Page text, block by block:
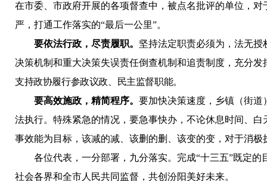
在市委、市政府开展的各项督查中，被点名批评的单位，
严，打通工作落实的“最后一公里”。
要依法行政，尽责履职。 坚持法定职责必须为，法无
决策机制和重大决策失误责任倒查机制和追责制度，充分发
支持政协履行参政议政、民主监督职能。
要高效施政，精简程序。 要加快决策速度，乡镇（街
法执行。特殊紧急的情况，要急事快办，不论休息时间、
事效能为目标，该减的减、该删的删、该变的变，对于消
各位代表，一分部署，九分落实。完成“十三五”既定
社会各界和全市人民共同监督，共创汾阳美好未来。